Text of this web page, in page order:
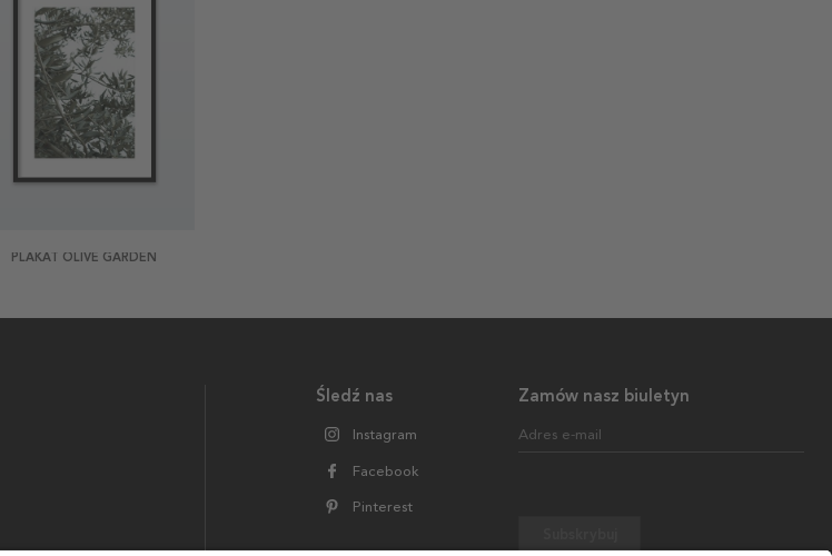
PLAKAT OLIVE GARDEN
Zamów nasz biuletyn
Adres e-mail
Śledź nas
Instagram
Facebook
Pinterest